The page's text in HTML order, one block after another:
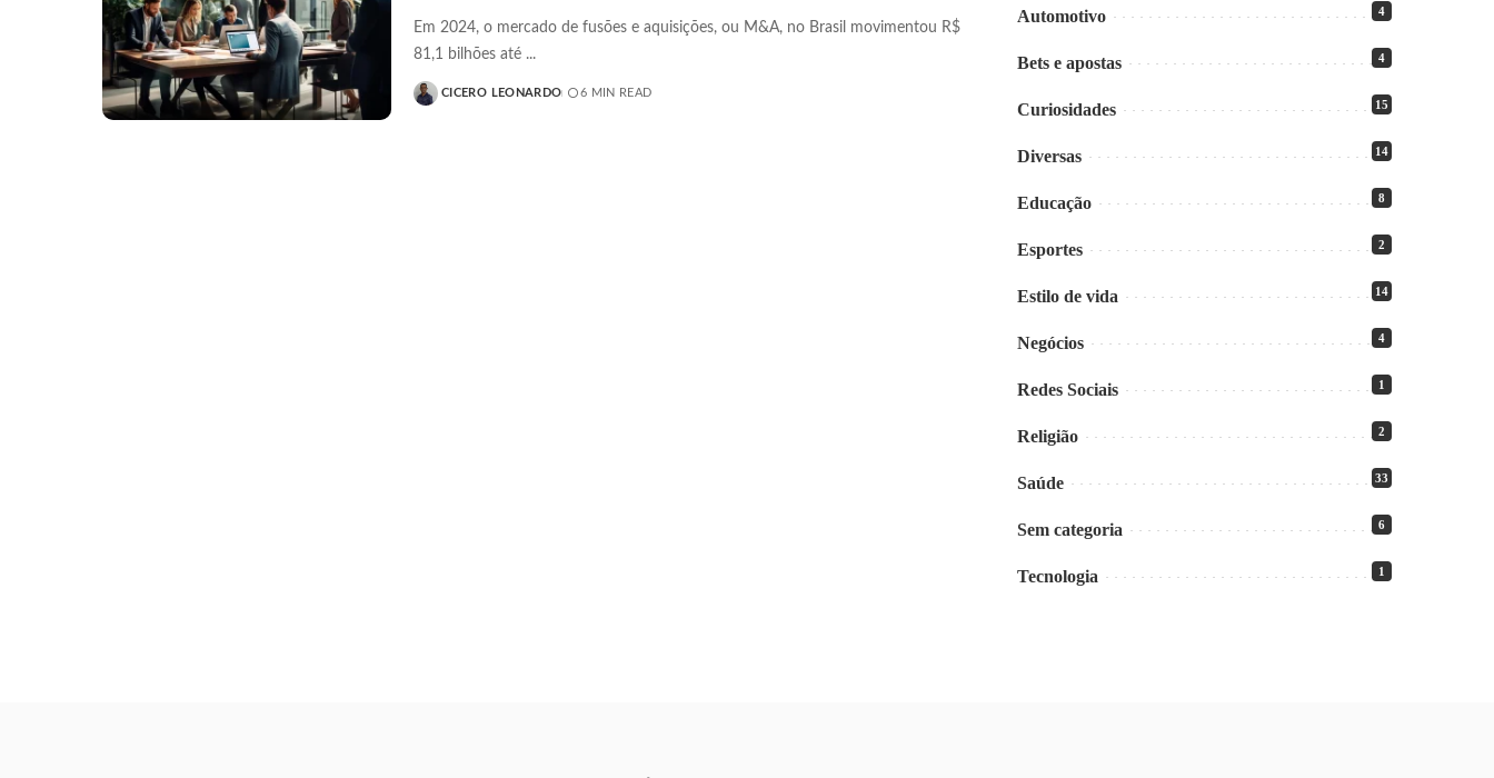
Em 2024, o mercado de fusões e aquisições, ou M&A, no Brasil movimentou R$
81,1 bilhões até ...
POSTED
CICERO LEONARDO 6 MIN READ
Automotivo 4
Bets e apostas 4
Curiosidades 15
Diversas 14
Educação 8
Esportes 2
Estilo de vida 14
Negócios 4
Redes Sociais 1
Religião 2
Saúde 33
Sem categoria 6
Tecnologia 1